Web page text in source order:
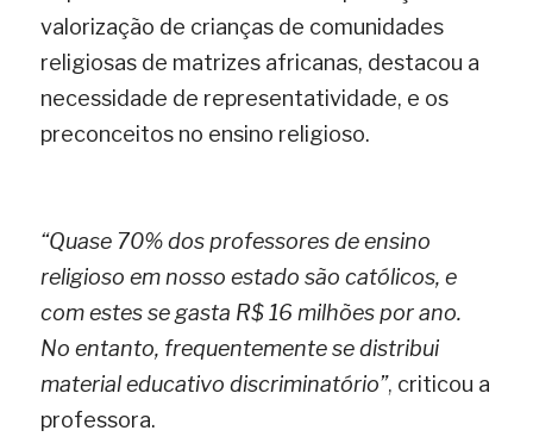
valorização de crianças de comunidades
religiosas de matrizes africanas, destacou a
necessidade de representatividade, e os
preconceitos no ensino religioso.
“Quase 70% dos professores de ensino
religioso em nosso estado são católicos, e
com estes se gasta R$ 16 milhões por ano.
No entanto, frequentemente se distribui
material educativo discriminatório”, criticou a
professora.